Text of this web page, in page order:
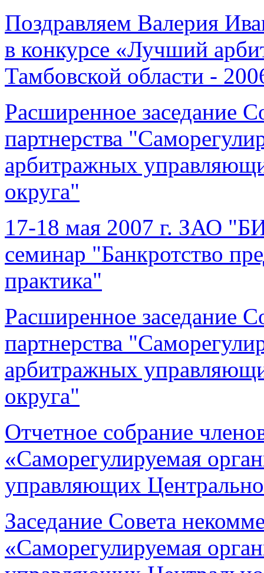
Поздравляем Валерия
в конкурсе «Лучший
Тамбовской области -
Расширенное заседание
партнерства
арбитражных
округа"
17-18 мая 2007 г. ЗАО
семинар "Банкротство
практика"
Расширенное заседание
партнерства
арбитражных
округа"
Отчетное собрание
«Саморегулируемая
управляющих
Заседание Совета
«Саморегулируемая